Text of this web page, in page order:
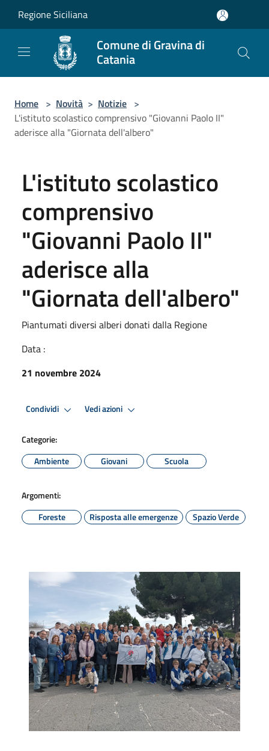
Regione Siciliana
Comune di Gravina di
Catania
Home > Novità > Notizie >
L'istituto scolastico comprensivo "Giovanni Paolo II"
aderisce alla "Giornata dell'albero"
L'istituto scolastico
comprensivo
"Giovanni Paolo II"
aderisce alla
"Giornata dell'albero"
Piantumati diversi alberi donati dalla Regione
Data :
21 novembre 2024
Condividi Vedi azioni
Categorie:
Ambiente
Giovani Scuola
Argomenti:
Foreste
Risposta alle emergenze Spazio Verde